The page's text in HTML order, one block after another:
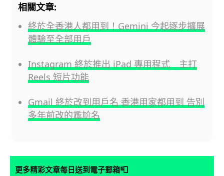
相關文章:
終於全香港人都用到！Gemini 今起逐步擴展
體驗至全部用戶
Instagram 終於推出 iPad 專用程式 主打
Reels 短片功能
Gmail 終於改到用戶名 香港用家都用到 告別
多年前改的尷尬名
更多精彩文章每日送到電子郵箱📮